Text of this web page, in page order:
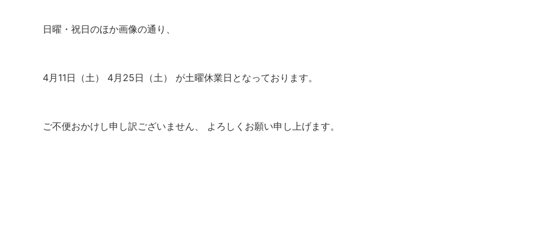
日曜・祝日のほか画像の通り、
4月11日（土） 4月25日（土） が土曜休業日となっております。
ご不便おかけし申し訳ございません、 よろしくお願い申し上げます。